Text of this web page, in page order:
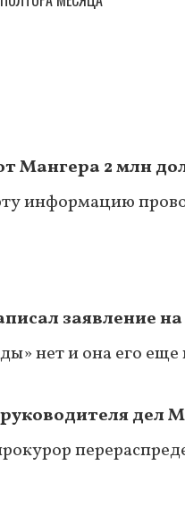
Мангера 2 млн
информацию
заявление
нет и она его
дел